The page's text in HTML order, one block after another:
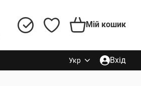
Мій кошик
Укр Вхід